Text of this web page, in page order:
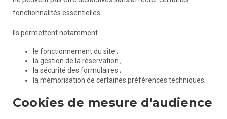
fonctionnalités essentielles.
Ils permettent notamment :
le fonctionnement du site ;
la gestion de la réservation ;
la sécurité des formulaires ;
la mémorisation de certaines préférences techniques.
Cookies de mesure d'audience